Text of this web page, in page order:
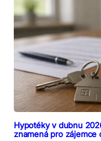
Hypotéky v dubnu
znamená pro zájemce